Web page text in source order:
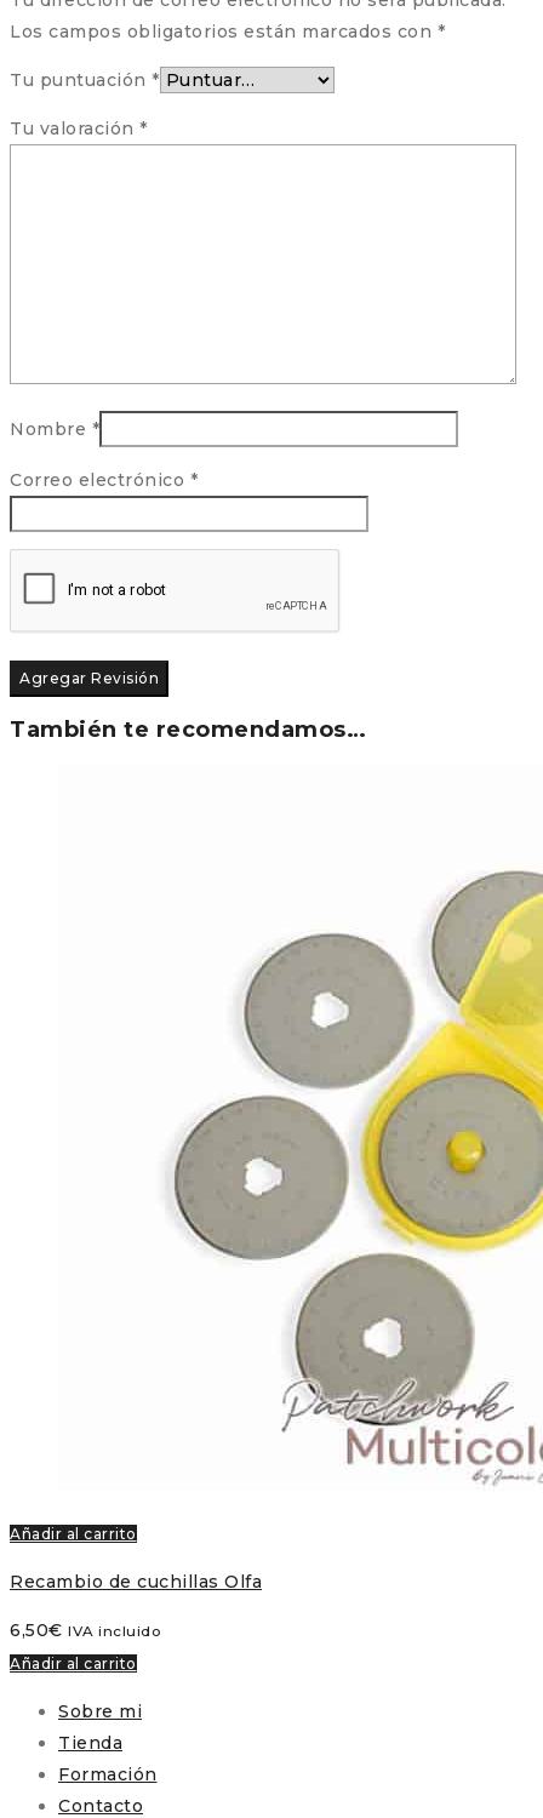
Los campos obligatorios están marcados con *
Tu puntuación *
Tu valoración *
Nombre *
Correo electrónico *
También te recomendamos…
Añadir al carrito
Recambio de cuchillas Olfa
6,50€ IVA incluido
Añadir al carrito
Sobre mi
Tienda
Formación
Contacto